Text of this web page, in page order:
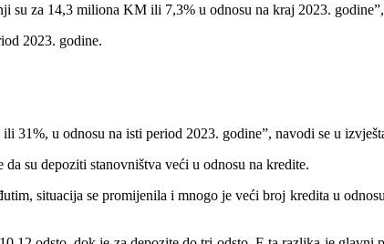
za 14,3 miliona KM ili 7,3% u odnosu na kraj 2023.
2023. godine.
u odnosu na isti period 2023. godine”, navodi se u
su depoziti stanovništva veći u odnosu na kredite.
situacija se promijenila i mnogo je veći broj kredita u